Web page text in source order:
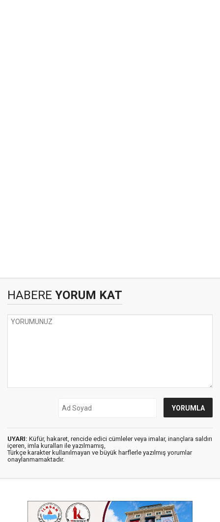
HABERE YORUM KAT
UYARI: Küfür, hakaret, rencide edici cümleler veya imalar, inançlara saldırı
içeren, imla kuralları ile yazılmamış,
Türkçe karakter kullanılmayan ve büyük harflerle yazılmış yorumlar
onaylanmamaktadır.